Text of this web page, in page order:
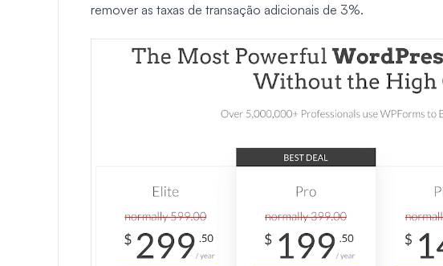
remover as taxas de transação adicionais de 3%.